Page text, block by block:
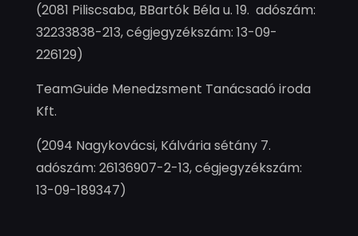
(2081 Piliscsaba, BBartók Béla u. 19. adószám:
32233838-213, cégjegyzékszám: 13-09-
226129)
TeamGuide Menedzsment Tanácsadó iroda
Kft.
(2094 Nagykovácsi, Kálvária sétány 7.
adószám: 26136907-2-13, cégjegyzékszám:
13-09-189347)